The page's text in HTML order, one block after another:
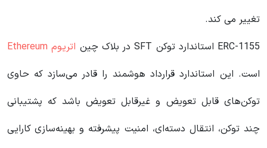
تغییر می کند.
ERC-1155 استاندارد توکن SFT در بلاک چین
اتریوم Ethereum
است. این استاندارد قرارداد هوشمند را قادر می‌سازد که حاوی
توکن‌های قابل تعویض و غیرقابل تعویض باشد که پشتیبانی
چند توکن، انتقال دسته‌ای، امنیت پیشرفته و بهینه‌سازی کارایی